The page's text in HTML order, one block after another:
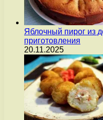
Яблочный пирог из
приготовления
20.11.2025